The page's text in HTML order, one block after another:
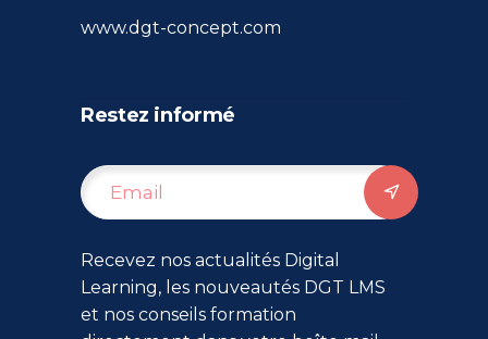
www.dgt-concept.com
Restez informé
Recevez nos actualités Digital
Learning, les nouveautés DGT LMS
et nos conseils formation